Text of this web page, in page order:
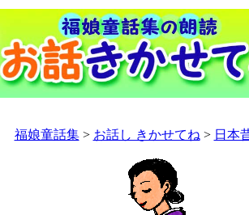
福娘童話集> お話し きかせてね > 日本